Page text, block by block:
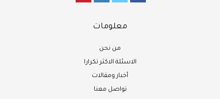
معلومات
من نحن
الاسئلة الاكثر تكرارا
أخبار ومقالات
تواصل معنا